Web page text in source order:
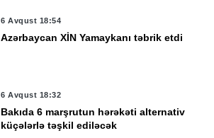
6 Avqust 18:54
Azərbaycan XİN Yamaykanı təbrik etdi
6 Avqust 18:32
Bakıda 6 marşrutun hərəkəti alternativ
küçələrlə təşkil ediləcək